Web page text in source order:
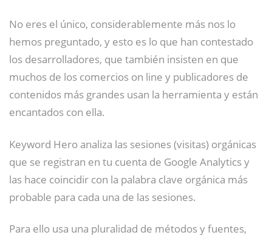
No eres el único, considerablemente más nos lo
hemos preguntado, y esto es lo que han contestado
los desarrolladores, que también insisten en que
muchos de los comercios on line y publicadores de
contenidos más grandes usan la herramienta y están
encantados con ella.
Keyword Hero analiza las sesiones (visitas) orgánicas
que se registran en tu cuenta de Google Analytics y
las hace coincidir con la palabra clave orgánica más
probable para cada una de las sesiones.
Para ello usa una pluralidad de métodos y fuentes,